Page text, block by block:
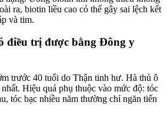
ra, biotin liều cao có thể gây sai lệch kết
và tim.
điều trị được bằng Đông y
trước 40 tuổi do Thận tinh hư. Hà thủ ô
Hiệu quả phụ thuộc vào mức độ: tóc
tóc bạc nhiều năm thường chỉ ngăn tiến